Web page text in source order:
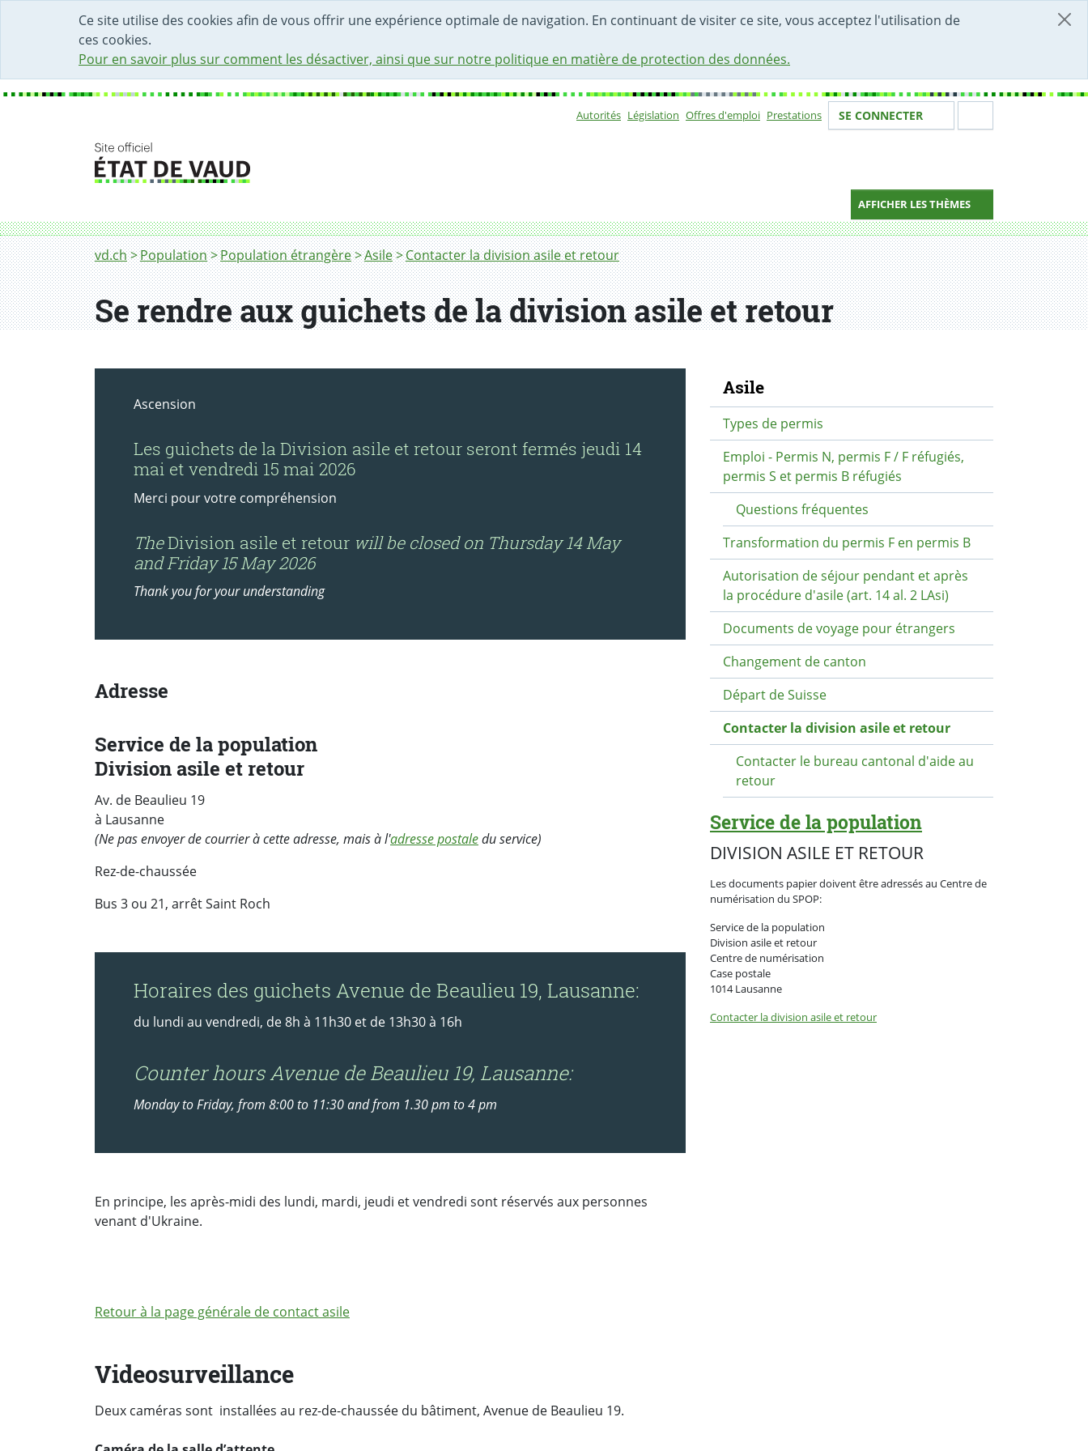
Ce site utilise des cookies afin de vous offrir une expérience optimale de navigation. En continuant de visiter ce site, vous acceptez l'utilisation de
ces cookies.
Pour en savoir plus sur comment les désactiver, ainsi que sur notre politique en matière de protection des données.
DÉBUT DU CONTENU DE LA PAGE
ACCÈS AU CHAMP DE RECHERCHE
PAGE D'ACCUEIL
FORMULAIRE DE CONTACT
Autorités Législation Offres d'emploi Prestations Votre identité
SE CONNECTER
AFFICHER LES THÈMES
Fil d'Ariane
vd.ch Population Population étrangère Asile Contacter la division asile et retour
Se rendre aux guichets de la division asile et retour
Ascension
Les guichets de la Division asile et retour seront fermés jeudi 14
mai et vendredi 15 mai 2026
Merci pour votre compréhension
TheDivision asile et retour will be closed on Thursday 14 May
and Friday 15 May 2026
Thank you for your understanding
Adresse
Service de la population
Division asile et retour
Av. de Beaulieu 19
à Lausanne
(Ne pas envoyer de courrier à cette adresse, mais à l'adresse postaledu service)
Rez-de-chaussée
Bus 3 ou 21, arrêt Saint Roch
Horaires des guichets Avenue de Beaulieu 19, Lausanne:
du lundi au vendredi, de 8h à 11h30 et de 13h30 à 16h
Counter hours Avenue de Beaulieu 19, Lausanne:
Monday to Friday, from 8:00 to 11:30 and from 1.30 pm to 4 pm
En principe, les après-midi des lundi, mardi, jeudi et vendredi sont réservés aux personnes
venant d'Ukraine.
Retour à la page générale de contact asile
Videosurveillance
Deux caméras sont installées au rez-de-chaussée du bâtiment, Avenue de Beaulieu 19.
Navigation secondaire
Asile
Types de permis
Emploi - Permis N, permis F / F réfugiés,
permis S et permis B réfugiés
Questions fréquentes
Transformation du permis F en permis B
Autorisation de séjour pendant et après
la procédure d'asile (art. 14 al. 2 LAsi)
Documents de voyage pour étrangers
Changement de canton
Départ de Suisse
Contacter la division asile et retour
Contacter le bureau cantonal d'aide au
retour
Service de la population
DIVISION ASILE ET RETOUR
Les documents papier doivent être adressés au Centre de
numérisation du SPOP:
Service de la population
Division asile et retour
Centre de numérisation
Case postale
1014 Lausanne
Contacter la division asile et retour